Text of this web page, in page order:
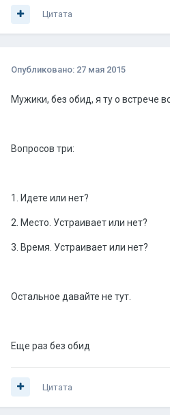
Цитата
Опубликовано: 27 мая 2015
Мужики, без обид, я ту о встрече
Вопросов три:
1. Идете или нет?
2. Место. Устраивает или нет?
3. Время. Устраивает или нет?
Остальное давайте не тут.
Еще раз без обид
Цитата